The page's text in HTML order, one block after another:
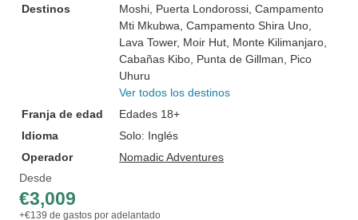
Destinos
Moshi , Puerta Londorossi , Campamento
Mti Mkubwa , Campamento Shira Uno
Lava Tower, Moir Hut , Monte Kilimanjaro
Cabañas Kibo , Punta de Gillman , Pico
Uhuru
Ver todos los destinos
Franja de edad
Edades 18+
Idioma
Solo: Inglés
Operador
Nomadic Adventures
Desde
€3,009
+€139 de gastos por adelantado